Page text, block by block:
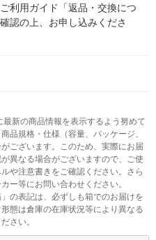
利用ガイド「返品・交換につ
認の上、お申し込みくださ
新の商品情報を表示するよう努めて
品規格・仕様（容量、パッケージ、
ございます。このため、実際にお届
異なる場合がございますので、ご使
や注意書きをご確認ください。さら
ー等にお問い合わせください。
の表記は、必ずしも箱でのお届けを
態は倉庫の在庫状況等により異なる
さい。